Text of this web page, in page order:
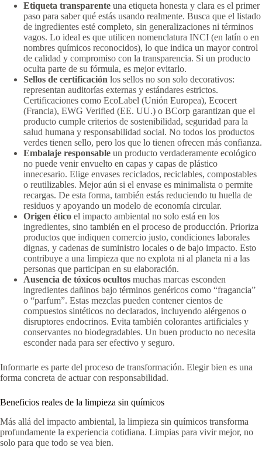
Etiqueta transparente una etiqueta honesta y clara es el primer
paso para saber qué estás usando realmente. Busca que el listado
de ingredientes esté completo, sin generalizaciones ni términos
vagos. Lo ideal es que utilicen nomenclatura INCI (en latín o en
nombres químicos reconocidos), lo que indica un mayor control
de calidad y compromiso con la transparencia. Si un producto
oculta parte de su fórmula, es mejor evitarlo.
Sellos de certificación los sellos no son solo decorativos:
representan auditorías externas y estándares estrictos.
Certificaciones como EcoLabel (Unión Europea), Ecocert
(Francia), EWG Verified (EE. UU.) o BCorp garantizan que el
producto cumple criterios de sostenibilidad, seguridad para la
salud humana y responsabilidad social. No todos los productos
verdes tienen sello, pero los que lo tienen ofrecen más confianza.
Embalaje responsable un producto verdaderamente ecológico
no puede venir envuelto en capas y capas de plástico
innecesario. Elige envases reciclados, reciclables, compostables
o reutilizables. Mejor aún si el envase es minimalista o permite
recargas. De esta forma, también estás reduciendo tu huella de
residuos y apoyando un modelo de economía circular.
Origen ético el impacto ambiental no solo está en los
ingredientes, sino también en el proceso de producción. Prioriza
productos que indiquen comercio justo, condiciones laborales
dignas, y cadenas de suministro locales o de bajo impacto. Esto
contribuye a una limpieza que no explota ni al planeta ni a las
personas que participan en su elaboración.
Ausencia de tóxicos ocultos muchas marcas esconden
ingredientes dañinos bajo términos genéricos como “fragancia”
o “parfum”. Estas mezclas pueden contener cientos de
compuestos sintéticos no declarados, incluyendo alérgenos o
disruptores endocrinos. Evita también colorantes artificiales y
conservantes no biodegradables. Un buen producto no necesita
esconder nada para ser efectivo y seguro.
Informarte es parte del proceso de transformación. Elegir bien es una
forma concreta de actuar con responsabilidad.
Beneficios reales de la limpieza sin químicos
Más allá del impacto ambiental, la limpieza sin químicos transforma
profundamente la experiencia cotidiana. Limpias para vivir mejor, no
solo para que todo se vea bien.